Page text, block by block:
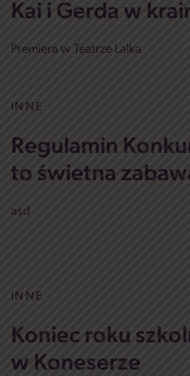
Kai i Gerda w
Premiera w Teatrze Lalka
INNE
Regulamin
to świetna
asd
INNE
Koniec roku
w Koneserze